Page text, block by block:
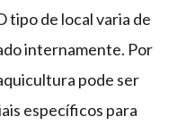
tipo de local varia de
internamente. Por
pode ser
específicos para